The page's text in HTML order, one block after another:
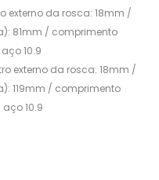
externo da rosca: 18mm /
81mm / comprimento
10.9
externo da rosca: 18mm /
119mm / comprimento
10.9